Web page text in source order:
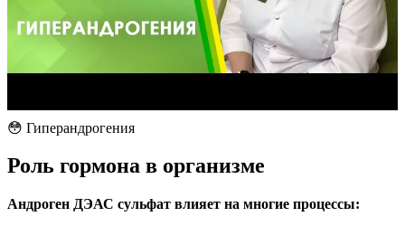
😳 Гиперандрогения
Роль гормона в организме
Андроген ДЭАС сульфат влияет на многие процессы: